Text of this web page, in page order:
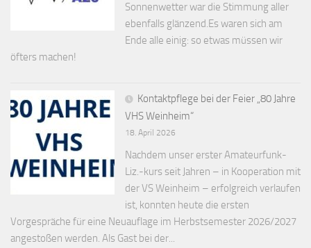
Sonnenwetter war die Stimmung aller
ebenfalls glänzend.Es waren sich am
Ende alle einig: so etwas müssen wir
öfters machen!
Kontaktpflege bei der Feier „80 Jahre
VHS Weinheim“
18. April 2026
Nachdem unser erster Amateurfunk-
Liz.-kurs seit Jahren – in Kooperation mit
der VS Weinheim – erfolgreich verlaufen
ist, konnten heute die ersten
Vorgespräche für eine Neuauflage im Herbstsemester 2026/2027
angestoßen werden. Als Gast bei der...